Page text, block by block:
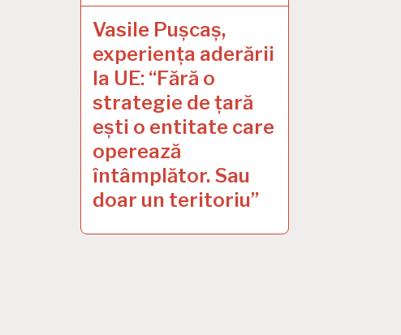
Vasile Pușcaș,
experiența aderării
la UE: “Fără o
strategie de țară
ești o entitate care
operează
întâmplător. Sau
doar un teritoriu”